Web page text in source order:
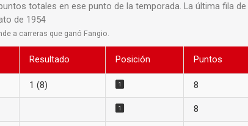
totales en ese punto de la temporada. La última fila de
de 1954
a carreras que ganó Fangio.
Resultado Posición Puntos
1 (8) 8
8